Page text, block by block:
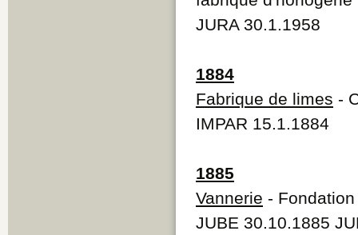
JURA 30.1.1958
1884
Fabrique de limes -
IMPAR 15.1.1884
1885
Vannerie -
JUBE 30.10.1885